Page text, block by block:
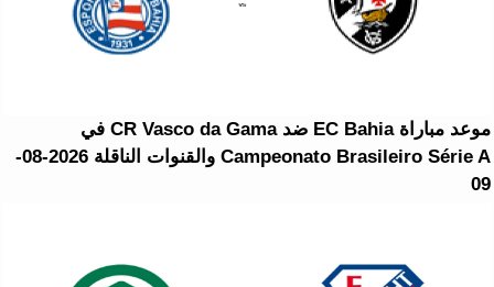
موعد مباراة EC Bahia ضد CR Vasco da Gama في
Campeonato Brasileiro Série A والقنوات الناقلة 2026-08-
09